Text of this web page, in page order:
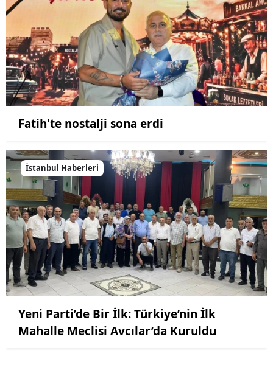
Fatih'te nostalji sona erdi
İstanbul Haberleri
Yeni Parti’de Bir İlk: Türkiye’nin İlk
Mahalle Meclisi Avcılar’da Kuruldu